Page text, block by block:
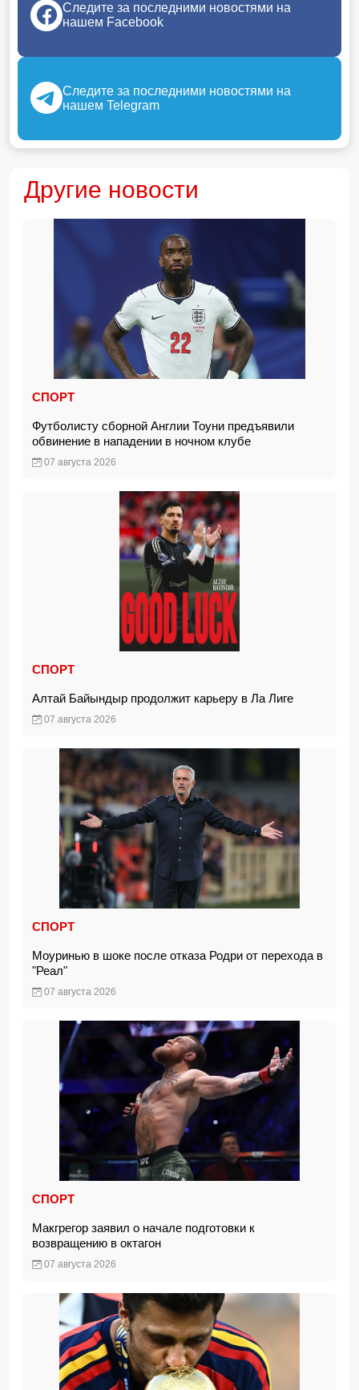
Следите за последними новостями на
нашем Facebook
Следите за последними новостями на
нашем Telegram
Другие новости
СПОРТ
Футболисту сборной Англии Тоуни предъявили
обвинение в нападении в ночном клубе
07 августа 2026
СПОРТ
Алтай Байындыр продолжит карьеру в Ла Лиге
07 августа 2026
СПОРТ
Моуринью в шоке после отказа Родри от перехода в
"Реал"
07 августа 2026
СПОРТ
Макгрегор заявил о начале подготовки к
возвращению в октагон
07 августа 2026